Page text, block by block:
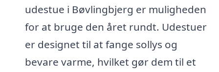
udestue i Bøvlingbjerg er muligheden
for at bruge den året rundt. Udestuer
er designet til at fange sollys og
bevare varme, hvilket gør dem til et